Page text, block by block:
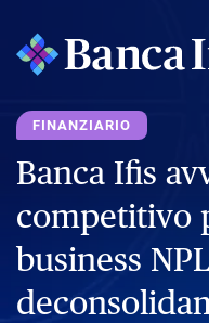
FINANZIARIO
Banca Ifis
competitivo
business